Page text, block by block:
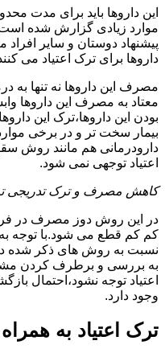
این داروها باید برای مدت
موارد زیادی گزارش شده است
پیشنهاد دوستان و سایر افراد
داروها برای ترک اعتیاد می
مصرف این داروها نه تنها به
معتاد به مصرف این داروها
بودن این داروها،ترک این
بیمار سخت تر و در برخی
دارودرمانی هم مانند روش
اعتیاد توجهی نمی شود.
کاهش مصرف و ترک تدریجی
در این روش دوز مصرف در
کم کم قطع می شود.با توجه
نسبت به روش های ذکر شده
به بررسی و برطرف کردن
اعتیاد توجه نشود،احتمال
وجود دارد.
ترک اعتیاد به